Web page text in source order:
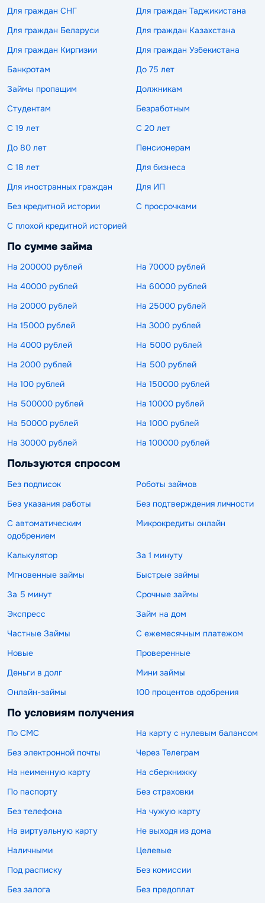
Для граждан СНГ
Для граждан Таджикистана
Для граждан Беларуси
Для граждан Казахстана
Для граждан Киргизии
Для граждан Узбекистана
Банкротам
До 75 лет
Займы пропащим
Должникам
Студентам
Безработным
С 19 лет
С 20 лет
До 80 лет
Пенсионерам
С 18 лет
Для бизнеса
Для иностранных граждан
Для ИП
Без кредитной истории
С просрочками
С плохой кредитной историей
По сумме займа
На 200000 рублей
На 70000 рублей
На 40000 рублей
На 60000 рублей
На 20000 рублей
На 25000 рублей
На 15000 рублей
На 3000 рублей
На 4000 рублей
На 5000 рублей
На 2000 рублей
На 500 рублей
На 100 рублей
На 150000 рублей
На 500000 рублей
На 10000 рублей
На 50000 рублей
На 1000 рублей
На 30000 рублей
На 100000 рублей
Пользуются спросом
Без подписок
Роботы займов
Без указания работы
Без подтверждения личности
С автоматическим
одобрением
Микрокредиты онлайн
Калькулятор
За 1 минуту
Мгновенные займы
Быстрые займы
За 5 минут
Срочные займы
Экспресс
Займ на дом
Частные Займы
С ежемесячным платежом
Новые
Проверенные
Деньги в долг
Мини займы
Онлайн-займы
100 процентов одобрения
По условиям получения
По СМС
На карту с нулевым балансом
Без электронной почты
Через Телеграм
На неименную карту
На сберкнижку
По паспорту
Без страховки
Без телефона
На чужую карту
На виртуальную карту
Не выходя из дома
Наличными
Целевые
Под расписку
Без комиссии
Без залога
Без предоплат